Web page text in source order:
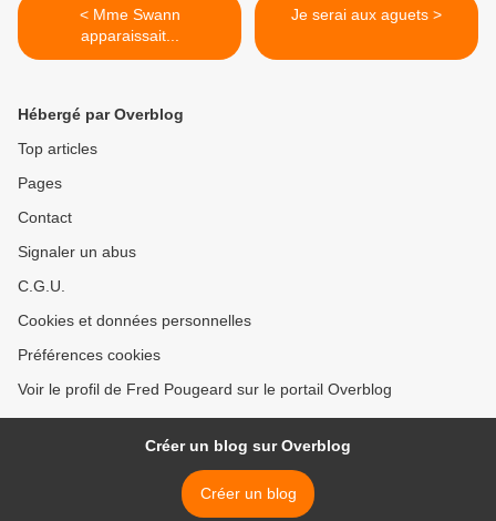
< Mme Swann
apparaissait...
Je serai aux aguets >
Hébergé par Overblog
Top articles
Pages
Contact
Signaler un abus
C.G.U.
Cookies et données personnelles
Préférences cookies
Voir le profil de Fred Pougeard sur le portail Overblog
Créer un blog sur Overblog
Créer un blog